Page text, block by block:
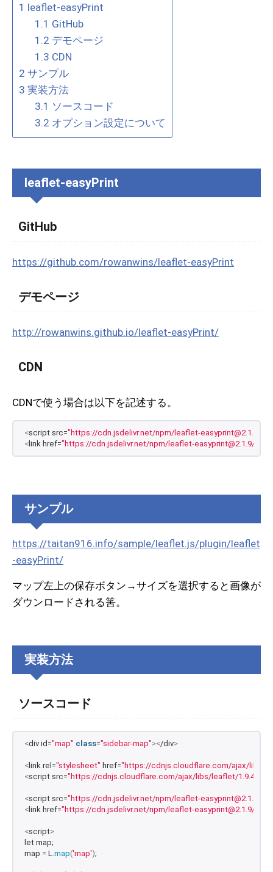
1 leaflet-easyPrint
1.1 GitHub
1.2 デモページ
1.3 CDN
2 サンプル
3 実装方法
3.1 ソースコード
3.2 オプション設定について
leaflet-easyPrint
GitHub
https://github.com/rowanwins/leaflet-easyPrint
デモページ
http://rowanwins.github.io/leaflet-easyPrint/
CDN
CDNで使う場合は以下を記述する。
<script src="https://cdn.jsdelivr.net/npm/leaflet-easyprint@2.1.9/
< link href="https://cdn.jsdelivr.net/npm/leaflet-easyprint@2.1.9/
サンプル
https://taitan916.info/sample/leaflet.js/plugin/leaflet
-easyPrint/
マップ左上の保存ボタン→サイズを選択すると画像が
ダウンロードされる筈。
実装方法
ソースコード
<div id="map" class="sidebar-map"></div>
< link rel="stylesheet" href="https://cdnjs.cloudflare.com/ajax/libs/
<script src="https://cdnjs.cloudflare.com/ajax/libs/leaflet/1.9.4/
<script src="https://cdn.jsdelivr.net/npm/leaflet-easyprint@2.1.9/
< link href="https://cdn.jsdelivr.net/npm/leaflet-easyprint@2.1.9/
<script>
let map;
map = L.map('map');